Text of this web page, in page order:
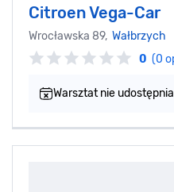
Citroen Vega-Car
Wrocławska 89, Wałbrzych
0 (0
Warsztat nie